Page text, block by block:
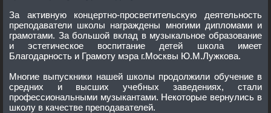
За активную концертно-просветительскую деятельность
преподаватели школы награждены многими дипломами и
грамотами. За большой вклад в музыкальное образование
и эстетическое воспитание детей школа имеет
Благодарность и Грамоту мэра г.Москвы Ю.М.Лужкова.
Многие выпускники нашей школы продолжили обучение в
средних и высших учебных заведениях, стали
профессиональными музыкантами. Некоторые вернулись в
школу в качестве преподавателей.